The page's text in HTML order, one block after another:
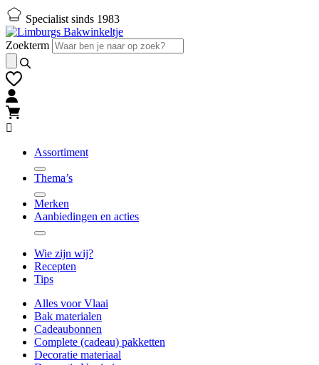
Naar
hoofd-
inhoud
gaan
Naar
footer
gaan
Specialist sinds 1983
Zoekterm
Assortiment
Thema’s
Merken
Aanbiedingen en acties
Wie zijn wij?
Recepten
Tips
Alles voor Vlaai
Bak materialen
Cadeaubonnen
Complete (cadeau) pakketten
Decoratie materiaal